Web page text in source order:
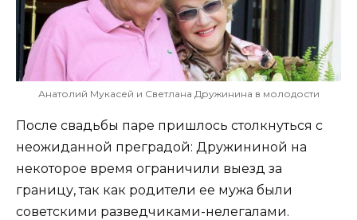
Анатолий Мукасей и Светлана Дружинина в молодости
После свадьбы паре пришлось столкнуться с
неожиданной преградой: Дружининой на
некоторое время ограничили выезд за
границу, так как родители ее мужа были
советскими разведчиками-нелегалами.